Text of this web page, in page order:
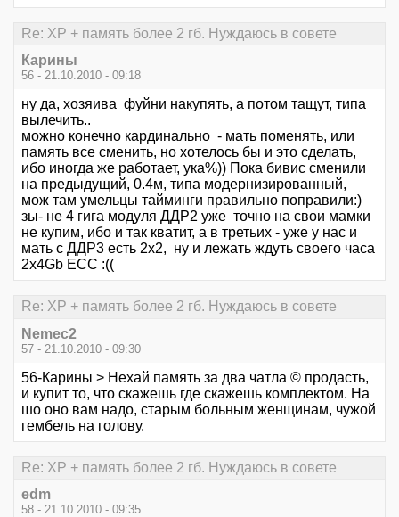
Re: XP + память более 2 гб. Нуждаюсь в совете
Карины
56 - 21.10.2010 - 09:18
ну да, хозяива фуйни накупять, а потом тащут, типа
вылечить..
можно конечно кардинально - мать поменять, или
память все сменить, но хотелось бы и это сделать,
ибо иногда же работает, ука%)) Пока бивис сменили
на предыдущий, 0.4м, типа модернизированный,
мож там умельцы тайминги правильно поправили:)
зы- не 4 гига модуля ДДР2 уже точно на свои мамки
не купим, ибо и так кватит, а в третьих - уже у нас и
мать с ДДР3 есть 2x2, ну и лежать ждуть своего часа
2х4Gb ECC :((
Re: XP + память более 2 гб. Нуждаюсь в совете
Nemec2
57 - 21.10.2010 - 09:30
56-Карины > Нехай память за два чатла © продасть,
и купит то, что скажешь где скажешь комплектом. На
шо оно вам надо, старым больным женщинам, чужой
гембель на голову.
Re: XP + память более 2 гб. Нуждаюсь в совете
edm
58 - 21.10.2010 - 09:35